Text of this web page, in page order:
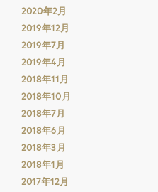
2020年2月
2019年12月
2019年7月
2019年4月
2018年11月
2018年10月
2018年7月
2018年6月
2018年3月
2018年1月
2017年12月